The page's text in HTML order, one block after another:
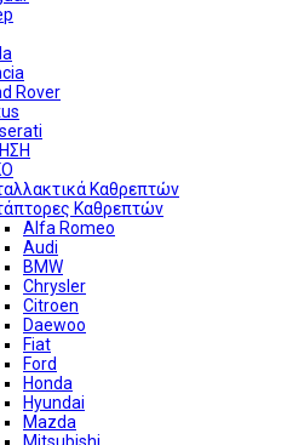
Rover
Καθρεπτών
Καθρεπτών
Alfa Romeo
Audi
BMW
Chrysler
Citroen
Daewoo
Fiat
Ford
Honda
Hyundai
Mazda